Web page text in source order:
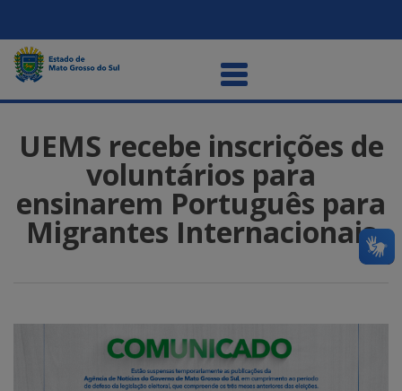
UEMS recebe inscrições de
voluntários para
ensinarem Português para
Migrantes Internacionais